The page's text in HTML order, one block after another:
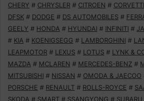
CHERY # CHRYSLER # CITROEN #
DFSK # DODGE # DS AUTOMOBILES #
GEELY # HONDA # HYUNDAI # INFINITI #
# KIA # KOENIGSEGG # LAMBORGHINI #
LEAPMOTOR # LEXUS # LOTUS # LYNK &
MAZDA # MCLAREN # MERCEDES-BENZ #
MITSUBISHI # NISSAN # OMODA & JAECOO
PORSCHE # RENAULT # ROLLS-ROYCE #
SKODA # SMART # SSANGYONG # SUBARU